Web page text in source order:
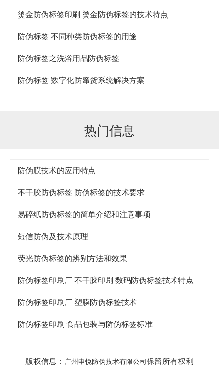
烫金防伪标签印刷 烫金防伪标签的技术特点
防伪标签 不同种类防伪标签的用途
防伪标签之洗浴用品防伪标签
防伪标签 数字化防窜货系统解决方案
热门信息
防伪膜技术的应用特点
不干胶防伪标签 防伪标签的技术要求
易碎纸防伪标签的简单介绍和注意事项
短信防伪及技术原理
荧光防伪标签的辨别方法和效果
防伪标签印刷厂 不干胶印刷 数码防伪标签技术特点
防伪标签印刷厂 塑膜防伪标签技术
防伪标签印刷 食品包装与防伪标签标准
版权信息： 广州申悦防伪技术有限公司保留所有权利